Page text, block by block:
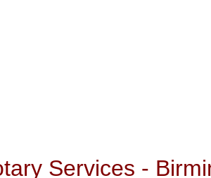
Services -